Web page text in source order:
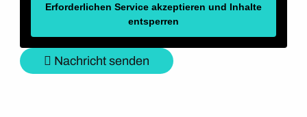
Erforderlichen Service akzeptieren und Inhalte
entsperren
Nachricht senden